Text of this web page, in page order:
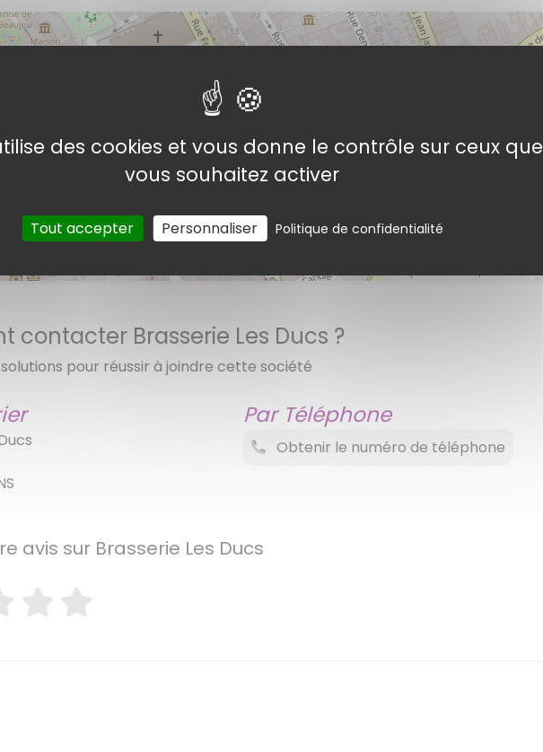
des cookies et vous donne le contrôle sur ceux que
vous souhaitez activer
Tout accepter Personnaliser Politique de confidentialité
contacter Brasserie Les Ducs ?
pour réussir à joindre cette société
Par Téléphone
Obtenir le numéro de téléphone
avis sur Brasserie Les Ducs